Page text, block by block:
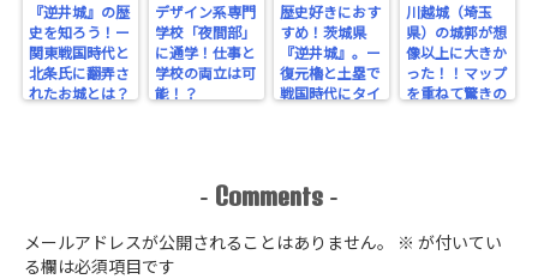
『逆井城』の歴
史を知ろう！ー
関東戦国時代と
北条氏に翻弄さ
れたお城とは？
デザイン系専門
学校「夜間部」
に通学！仕事と
学校の両立は可
能！？
歴史好きにおす
すめ！茨城県
『逆井城』。ー
復元櫓と土塁で
戦国時代にタイ
川越城（埼玉
県）の城郭が想
像以上に大きか
った！！マップ
を重ねて驚きの
- Comments -
メールアドレスが公開されることはありません。 ※ が付いてい
る欄は必須項目です